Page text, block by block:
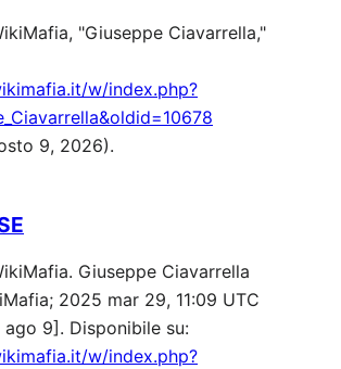
"Giuseppe Ciavarrella,"
w/index.php?
9, 2026).
Giuseppe Ciavarrella
2025 mar 29, 11:09 UTC
9]. Disponibile su:
w/index.php?